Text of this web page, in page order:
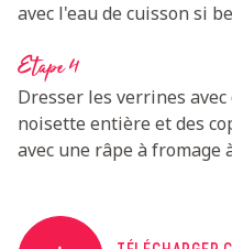
avec l'eau de cuisson si
Etape 4
Dresser les verrines
noisette entière et des
avec une râpe à fromage